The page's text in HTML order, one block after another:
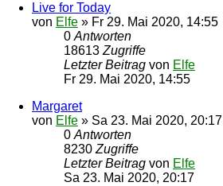
Live for Today
von Elfe » Fr 29. Mai 2020, 14:55
0 Antworten
18613 Zugriffe
Letzter Beitrag von Elfe
Fr 29. Mai 2020, 14:55
Margaret
von Elfe » Sa 23. Mai 2020, 20:17
0 Antworten
8230 Zugriffe
Letzter Beitrag von Elfe
Sa 23. Mai 2020, 20:17